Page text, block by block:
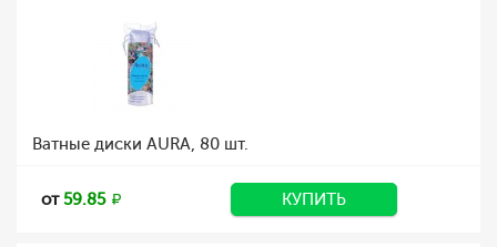
Ватные диски AURA, 80 шт.
от59.85 КУПИТЬ